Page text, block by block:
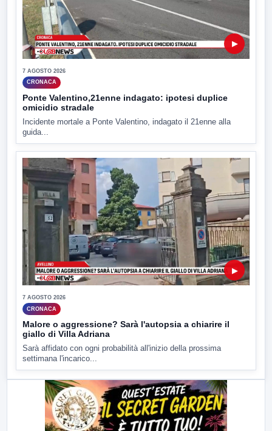
▶
7 AGOSTO 2026
CRONACA
Ponte Valentino,21enne indagato: ipotesi duplice
omicidio stradale
Incidente mortale a Ponte Valentino, indagato il 21enne alla
guida...
▶
7 AGOSTO 2026
CRONACA
Malore o aggressione? Sarà l'autopsia a chiarire il
giallo di Villa Adriana
Sarà affidato con ogni probabilità all'inizio della prossima
settimana l'incarico...